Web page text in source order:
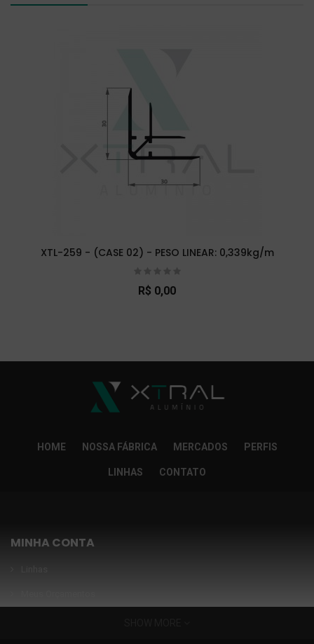
XTL-259 - (CASE 02) - PESO LINEAR: 0,339kg/m
R$ 0,00
HOME NOSSA FÁBRICA MERCADOS PERFIS
LINHAS CONTATO
MINHA CONTA